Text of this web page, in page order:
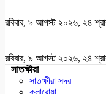
রবিবার, ৯ আগস্ট ২০২৬, ২৪
রবিবার, ৯ আগস্ট ২০২৬, ২৪
সাতক্ষীরা
সাতক্ষীরা সদর
কলারোয়া